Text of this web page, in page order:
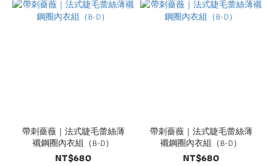
帶刺薔薇｜法式睫毛蕾絲薄
襯鋼圈內衣組（B-D）
NT$680
帶刺薔薇｜法式睫毛蕾絲薄
襯鋼圈內衣組（B-D）
NT$680